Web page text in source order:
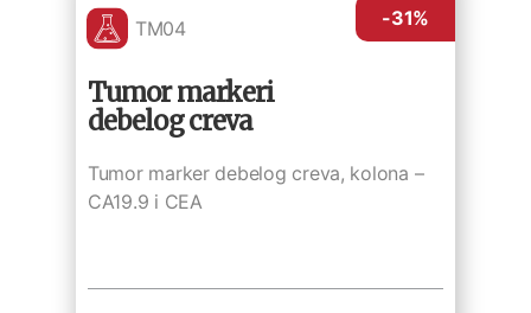
TM04
Tumor markeri
debelog creva
Tumor marker debelog creva, kolona –
CA19.9 i CEA
-31%